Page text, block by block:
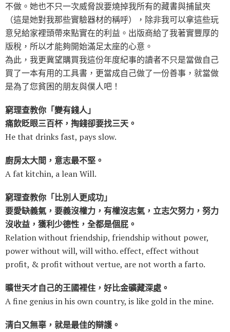
不做。她也不只一次威脅說要燒掉我所有的藏書與捕鼠夾
（這是她對我那些實驗器材的稱呼），除非我可以拿這些玩
意兒給家裡頭帶來點實在的利益。出版商給了我著實豐厚的
版稅，所以才能夠開始滿足太座的心意。
為此，我更冀望購買我這份年度紀事的讀者不只是當做自己
買了一本有用的工具書，更當成自己做了一份善事，就當做
是為了您貧困的朋友與僕人吧！
窮理查教你「變有錢人」
痛飲眨眼三百杯，掏錢卻要找三天。
He that drinks fast, pays slow.
廚房太大間，意志最不堅。
A fat kitchin, a lean Will.
窮理查教你「比別人更成功」
要愛缺義氣，要義沒權力，有權沒志氣，立志欠努力，努力
沒收益，獲利少德性，全都是個屁。
Relation without friendship, friendship without power,
power without will, will witho. effect, effect without
profit, & profit without vertue, are not worth a farto.
曠世天才自己的王國裡住，好比金礦藏深處。
A fine genius in his own country, is like gold in the mine.
清白又無辜，就是最佳的辯護。